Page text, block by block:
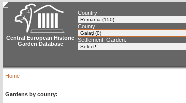
Central European Historic
Garden Database
Country:
County:
Settlement, Garden:
Home
Gardens by county: